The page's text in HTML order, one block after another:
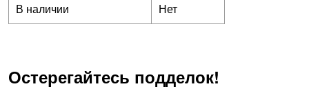
В наличии
Нет
Остерегайтесь подделок!